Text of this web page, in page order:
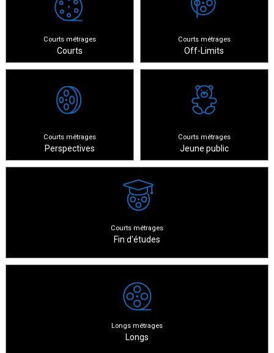
Courts métrages
Courts
Courts métrages
Off-Limits
Courts métrages
Perspectives
Courts métrages
Jeune public
Courts métrages
Fin d'études
Longs métrages
Longs